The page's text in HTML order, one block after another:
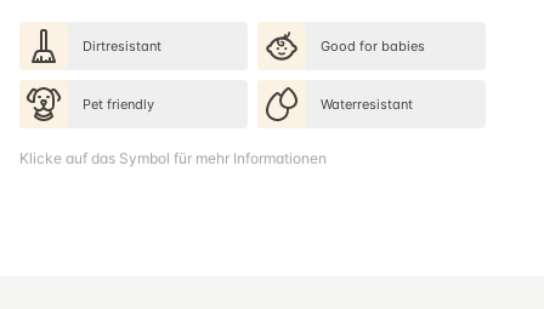
Dirtresistant Good for babies
Pet friendly Waterresistant
Klicke auf das Symbol für mehr Informationen